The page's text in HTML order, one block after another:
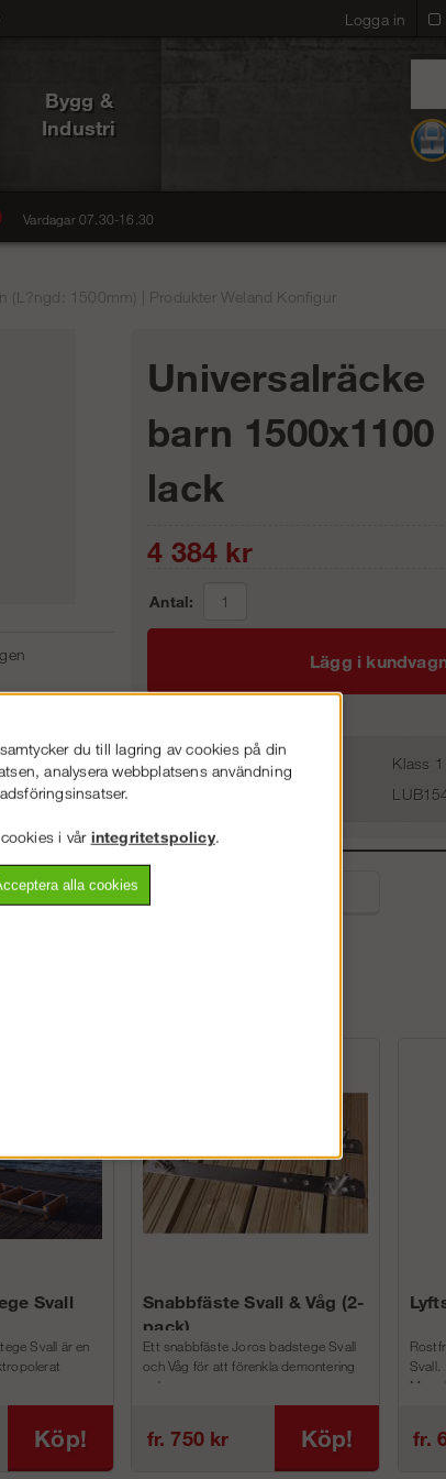
Logga in
Bygg &
Industri
Vardagar 07.30-16.30
(L?ngd: 1500mm) | Produkter Weland Konfigur
Universalräcke
barn 1500x1100
lack
4 384 kr
Antal:
Lägg i
Frakt:
Klass
info
Svall
Svall är en
Köp!
Snabbfäste Svall & Våg (2-
pack)
Ett snabbfäste Joros badstege Svall
och Våg för att förenkla demontering
och m...
fr. 750 kr Köp!
Svall.
Man
fr.
du till lagring av cookies på din
analysera webbplatsens användning
i vår integritetspolicy.
alla cookies
FÖRETAG NEDAN.